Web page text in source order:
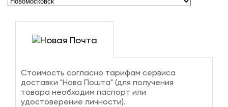
Стоимость согласно тарифам сервиса
доставки "Нова Пошта" (для получения
товара необходим паспорт или
удостоверение личности).